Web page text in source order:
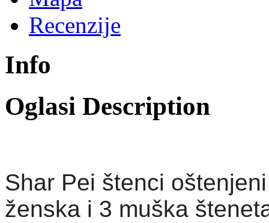
Recenzije
Info
Oglasi Description
Shar Pei štenci
ženska i 3 muška